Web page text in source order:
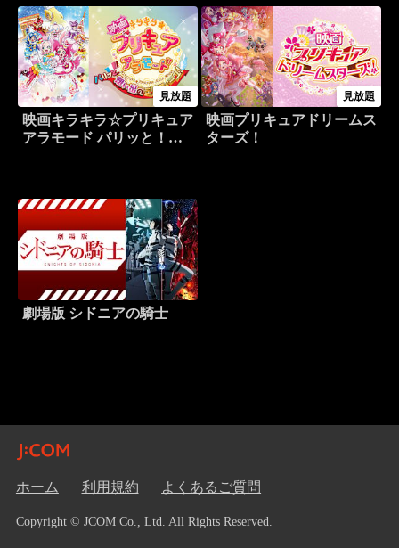
見放題
映画キラキラ☆プリキュア
アラモード パリッと！想
見放題
映画プリキュアドリームス
ターズ！
劇場版 シドニアの騎士
ホーム 利用規約 よくあるご質問
Copyright © JCOM Co., Ltd. All Rights Reserved.